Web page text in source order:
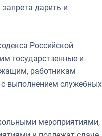
дарить и
Российской
государственные и
работникам
с выполнением служебных
мероприятиями,